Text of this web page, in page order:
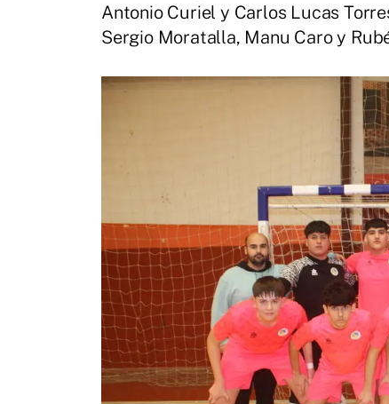
Antonio Curiel y Carlos Lucas
Sergio Moratalla, Manu Caro y